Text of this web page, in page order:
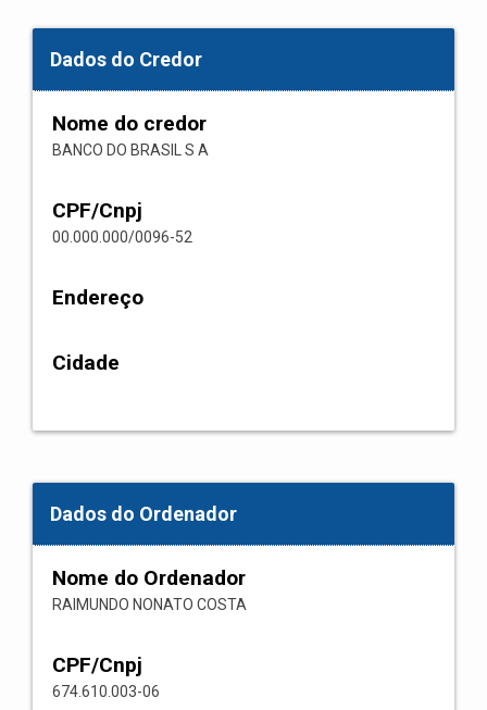
Dados do Credor
Nome do credor
BANCO DO BRASIL S A
CPF/Cnpj
00.000.000/0096-52
Endereço
Cidade
Dados do Ordenador
Nome do Ordenador
RAIMUNDO NONATO COSTA
CPF/Cnpj
674.610.003-06